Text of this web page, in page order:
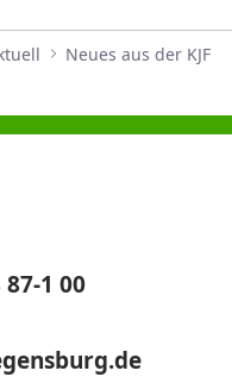
Neues aus der KJF
87-1 00